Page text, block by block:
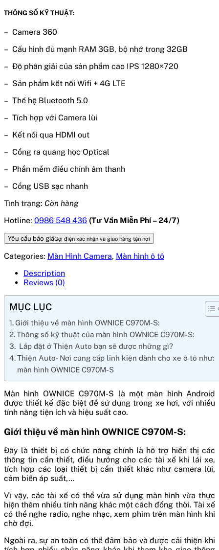
THÔNG SỐ KỸ THUẬT:
– Camera 360
– Cấu hình đủ mạnh RAM 3GB, bộ nhớ trong 32GB
– Độ phân giải của sản phẩm cao IPS 1280×720
– Sản phẩm kết nối Wifi + 4G LTE
– Thế hệ Bluetooth 5.0
– Tích hợp với Camera lùi
– Kết nối qua HDMI out
– Cổng ra quang học Optical
– Phần mềm điều chỉnh âm thanh
– Cổng USB sạc nhanh
Tình trạng: Còn hàng
Hotline: 0986 548 436 (Tư Vấn Miễn Phí – 24/7)
Yêu cầu báo giáGọi điện xác nhận và giao hàng tận nơi
Categories: Màn Hình Camera, Màn hình ô tô
Description
Reviews (0)
MỤC LỤC
Giới thiệu về màn hình OWNICE C970M-S:
Thông số kỹ thuật của màn hình OWNICE C970M-S:
Lắp đặt ở Thiện Auto bạn sẽ được những gì?
Thiện Auto- Nơi cung cấp linh kiện dành cho xe ô tô như:
màn hình OWNICE C970M-S
Màn hình OWNICE C970M-S là một màn hình Android
được thiết kế đặc biệt để sử dụng trong xe hơi, với nhiều
tính năng tiện ích và hiệu suất cao.
Giới thiệu về màn hình OWNICE C970M-S:
Đây là thiết bị có chức năng chính là hỗ trợ hiển thị các
thông tin cần thiết, điều hướng cho các tài xế khi lái xe,
tích hợp các loại thiết bị cần thiết khác như camera lùi,
cảm biến áp suất,…
Vì vậy, các tài xế có thể vừa sử dụng màn hình vừa thực
hiện thêm nhiều tính năng khác một cách đồng thời. Tài xế
có thể nghe radio, nghe nhạc, xem phim trên màn hình khi
chờ đợi.
Ngoài ra, sự an toàn có thể đảm bảo và được cải thiện khi